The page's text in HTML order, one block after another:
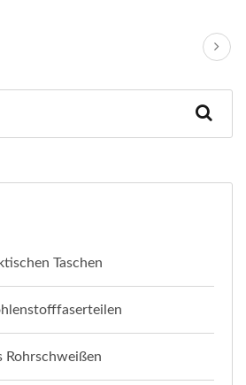
Taschen
Rohrschweißen